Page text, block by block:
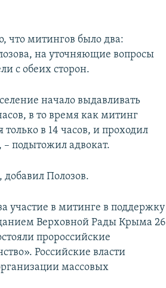
что митингов было два:
на уточняющие вопросы
с обеих сторон.
начало выдавливать
в то время как митинг
в 14 часов, и проходил
подытожил адвокат.
добавил Полозов.
участие в митинге в поддержку
Верховной Рады Крыма 26
пророссийские
Российские власти
массовых